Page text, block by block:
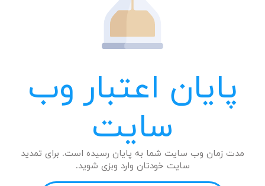
پایان اعتبار وب
سایت
مدت زمان وب سایت شما به پایان رسیده است. برای تمدید
سایت خودتان وارد وبزی شوید.